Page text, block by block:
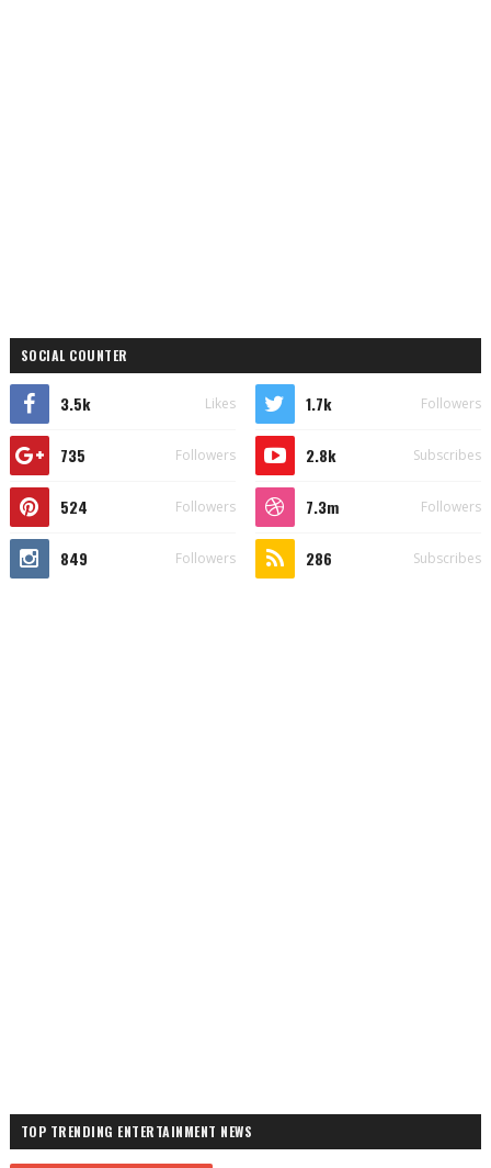
SOCIAL COUNTER
3.5k Likes 1.7k Followers
735 Followers 2.8k Subscribes
524 Followers 7.3m Followers
849 Followers 286 Subscribes
TOP TRENDING ENTERTAINMENT NEWS